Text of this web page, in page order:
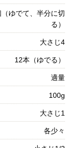
ゆでて、半分に切
る）
大さじ4
12本（ゆでる）
適量
100g
大さじ1
各少々